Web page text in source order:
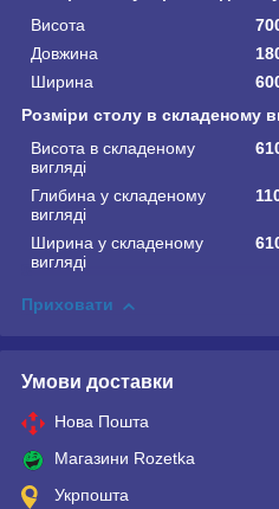
Висота
Довжина
Ширина
Розміри столу в складеному
Висота в складеному
вигляді
Глибина у складеному
вигляді
Ширина у складеному
вигляді
Приховати
Умови доставки
Нова Пошта
Магазини Rozetka
Укрпошта